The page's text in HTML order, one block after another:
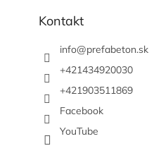
Kontakt
info@prefabeton.sk
+421434920030
+421903511869
Facebook
YouTube